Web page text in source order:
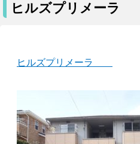
ヒルズプリメーラ
ヒルズプリメーラ